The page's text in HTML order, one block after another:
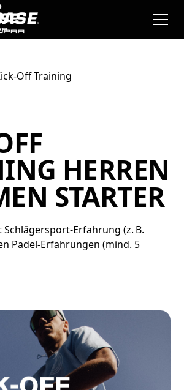
Off Training
HERREN
STARTER
Erfahrung (z. B.
Padel-Erfahrungen (mind. 5